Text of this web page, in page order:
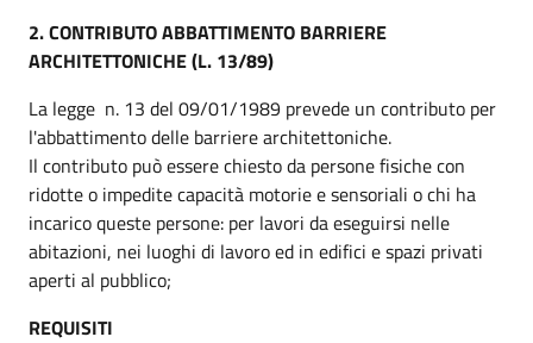
2. CONTRIBUTO ABBATTIMENTO BARRIERE
ARCHITETTONICHE (L. 13/89)
La legge n. 13 del 09/01/1989 prevede un contributo per
l'abbattimento delle barriere architettoniche.
Il contributo può essere chiesto da persone fisiche con
ridotte o impedite capacità motorie e sensoriali o chi ha
incarico queste persone: per lavori da eseguirsi nelle
abitazioni, nei luoghi di lavoro ed in edifici e spazi privati
aperti al pubblico;
REQUISITI